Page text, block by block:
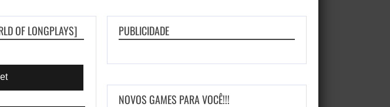
OF LONGPLAYS] PUBLICIDADE
NOVOS GAMES PARA VOCÊ!!!